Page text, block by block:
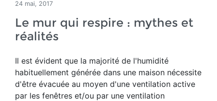
24 mai, 2017
Le mur qui respire : mythes et
réalités
Il est évident que la majorité de l'humidité
habituellement générée dans une maison nécessite
d'être évacuée au moyen d'une ventilation active
par les fenêtres et/ou par une ventilation